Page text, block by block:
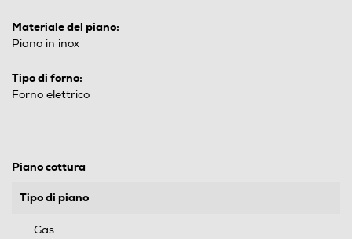
Materiale del piano:
Piano in inox
Tipo di forno:
Forno elettrico
Piano cottura
Tipo di piano
Gas